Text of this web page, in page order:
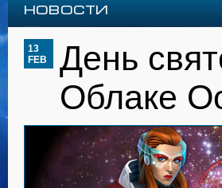
Новости
День
Облаке
13
FEB